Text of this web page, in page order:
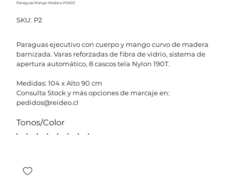
Paraguas Mango Madera PGA03
SKU: SKU
P2
P2
Paraguas ejecutivo con cuerpo y mango curvo de madera
barnizada. Varas reforzadas de fibra de vidrio, sistema de
apertura automático, 8 cascos tela Nylon 190T.
Medidas: 104 x Alto 90 cm
Consulta Stock y más opciones de marcaje en:
pedidos@reideo.cl
Tonos/Color